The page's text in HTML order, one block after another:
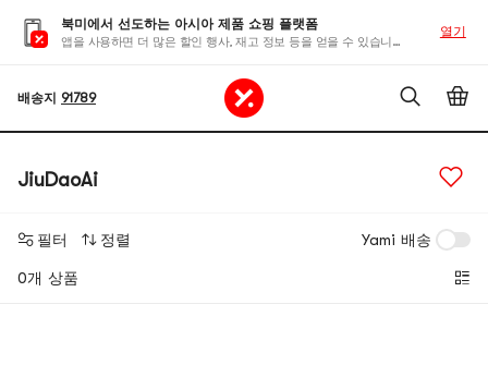
북미에서 선도하는 아시아 제품 쇼핑 플랫폼
앱을 사용하면 더 많은 할인 행사, 재고 정보 등을 얻을 수 있습니다
열기
배송지 91789
JiuDaoAi
필터 정렬 Yami 배송
0개 상품